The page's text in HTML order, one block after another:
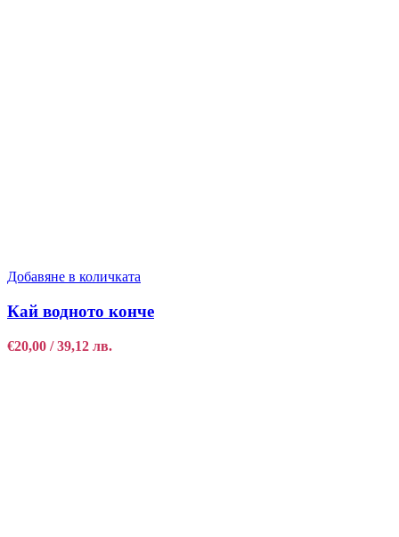
Добавяне в количката
Кай водното конче
€20,00 / 39,12 лв.